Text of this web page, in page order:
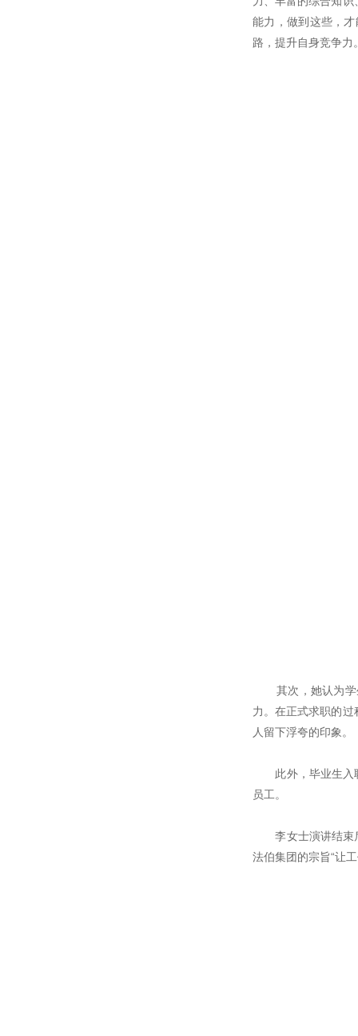
能力，做到这些，
路，提升自身竞争力
其次，她认为学生
力。在正式求职的
人留下浮夸的印象。
此外，毕业生入职
员工。
李女士演讲结束后
法伯集团的宗旨“让